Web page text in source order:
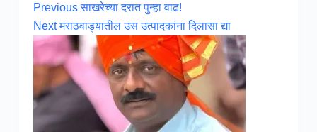
Previousसाखरेच्या दरात पुन्हा वाढ!
Nextमराठवाड्यातील उस उत्पादकांना दिलासा द्या